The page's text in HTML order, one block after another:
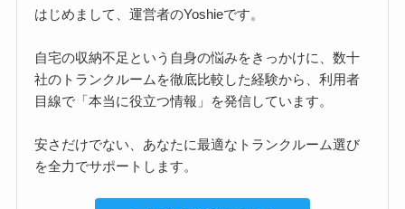
はじめまして、運営者のYoshieです。
自宅の収納不足という自身の悩みをきっかけに、数十
社のトランクルームを徹底比較した経験から、利用者
目線で「本当に役立つ情報」を発信しています。
安さだけでない、あなたに最適なトランクルーム選び
を全力でサポートします。